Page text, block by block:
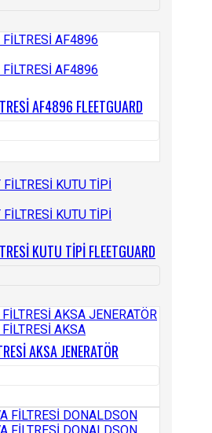
AF4896 FLEETGUARD
KUTU TİPİ FLEETGUARD
AKSA JENERATÖR